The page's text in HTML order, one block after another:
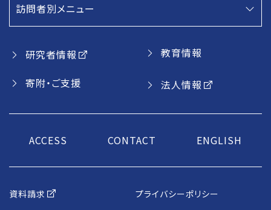
訪問者別メニュー
研究者情報 教育情報
寄附・ご支援 法人情報
ACCESS CONTACT ENGLISH
資料請求
プライバシーポリシー